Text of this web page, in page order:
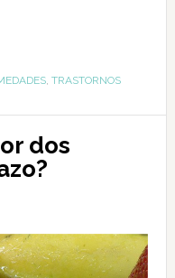
, TRASTORNOS
dos